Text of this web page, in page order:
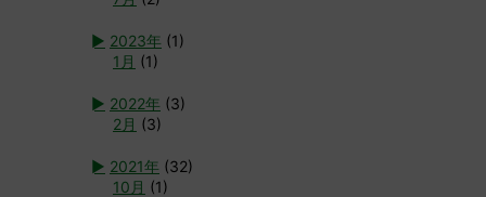
► 2023年 (1)
1月 (1)
► 2022年 (3)
2月 (3)
► 2021年 (32)
10月 (1)